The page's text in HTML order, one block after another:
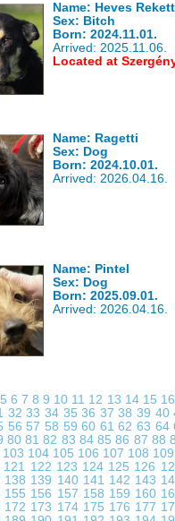
Name: Heves
Sex: Bitch
Born: 2024.11.01.
Arrived: 2025.11.06.
Located at
Name: Ragetti
Sex: Dog
Born: 2024.10.01.
Arrived: 2026.04.16.
Name: Pintel
Sex: Dog
Born: 2025.09.01.
Arrived: 2026.04.16.
5 6 7 8 9 10 11 12 13 14 15
323334 3536 373839 40
56 57 58 5960 616263 64
808182 83 848586 87 88
103 104 105 106 107 108
121 122 123 124 125 126
138 139 140 141 142 143
155 156 157 158 159 160
172 173 174 175 176 177